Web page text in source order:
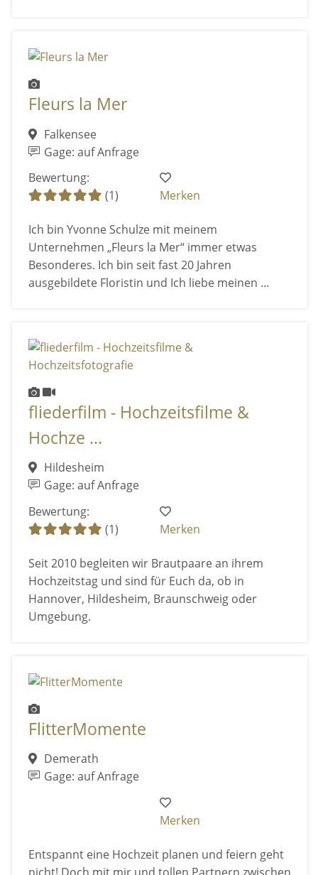
Fleurs la Mer
Falkensee
Gage: auf Anfrage
Bewertung:
(1)
Merken
Ich bin Yvonne Schulze mit meinem
Unternehmen „Fleurs la Mer“ immer etwas
Besonderes. Ich bin seit fast 20 Jahren
ausgebildete Floristin und Ich liebe meinen ...
fliederfilm - Hochzeitsfilme &
Hochze ...
Hildesheim
Gage: auf Anfrage
Bewertung:
(1)
Merken
Seit 2010 begleiten wir Brautpaare an ihrem
Hochzeitstag und sind für Euch da, ob in
Hannover, Hildesheim, Braunschweig oder
Umgebung.
FlitterMomente
Demerath
Gage: auf Anfrage
Merken
Entspannt eine Hochzeit planen und feiern geht